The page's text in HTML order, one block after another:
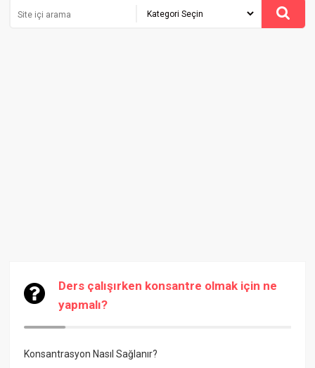
Ders çalışırken konsantre olmak için ne
yapmalı?
Konsantrasyon Nasıl Sağlanır?